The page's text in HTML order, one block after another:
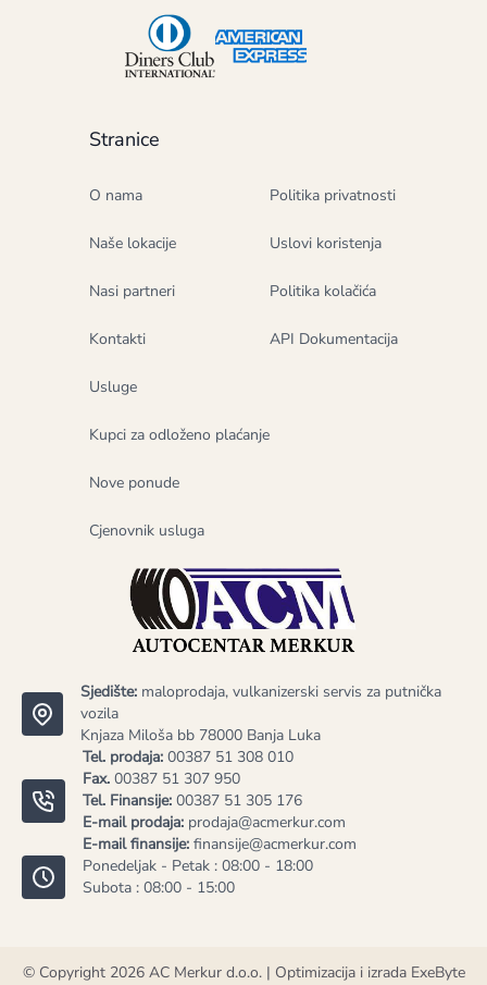
Sjedište: maloprodaja, vulkanizerski servis za putnička
vozila
Knjaza Miloša bb 78000 Banja Luka
Tel. prodaja: 00387 51 308 010
Fax. 00387 51 307 950
Tel. Finansije: 00387 51 305 176
E-mail prodaja: prodaja@acmerkur.com
E-mail finansije: finansije@acmerkur.com
Ponedeljak - Petak : 08:00 - 18:00
Subota : 08:00 - 15:00
Stranice
O nama
Naše lokacije
Nasi partneri
Kontakti
Usluge
Kupci za odloženo plaćanje
Nove ponude
Cjenovnik usluga
Politika privatnosti
Uslovi koristenja
Politika kolačića
API Dokumentacija
© Copyright 2026 AC Merkur d.o.o.| Optimizacija i izrada ExeByte